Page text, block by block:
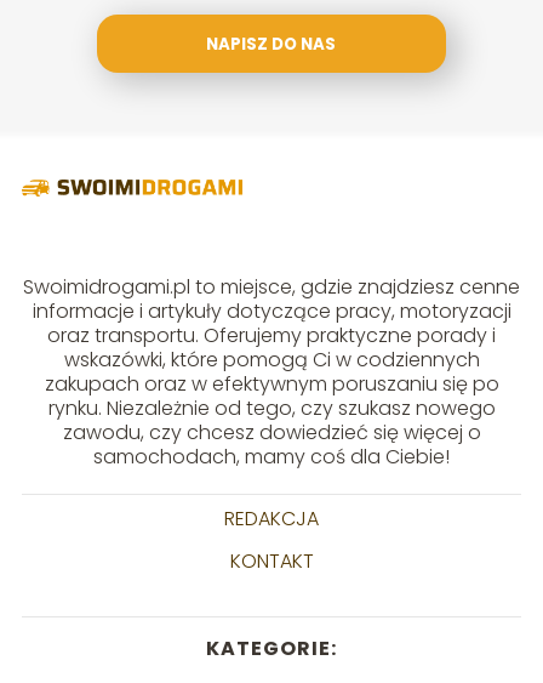
NAPISZ DO NAS
Swoimidrogami.pl to miejsce, gdzie znajdziesz cenne
informacje i artykuły dotyczące pracy, motoryzacji
oraz transportu. Oferujemy praktyczne porady i
wskazówki, które pomogą Ci w codziennych
zakupach oraz w efektywnym poruszaniu się po
rynku. Niezależnie od tego, czy szukasz nowego
zawodu, czy chcesz dowiedzieć się więcej o
samochodach, mamy coś dla Ciebie!
REDAKCJA
KONTAKT
KATEGORIE: